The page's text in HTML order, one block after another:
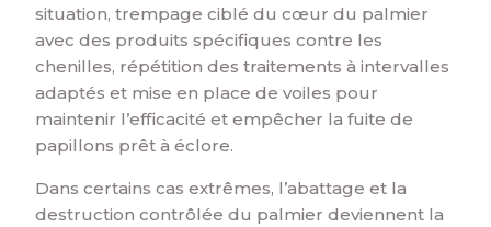
situation, trempage ciblé du cœur du palmier
avec des produits spécifiques contre les
chenilles, répétition des traitements à intervalles
adaptés et mise en place de voiles pour
maintenir l’efficacité et empêcher la fuite de
papillons prêt à éclore.
Dans certains cas extrêmes, l’abattage et la
destruction contrôlée du palmier deviennent la